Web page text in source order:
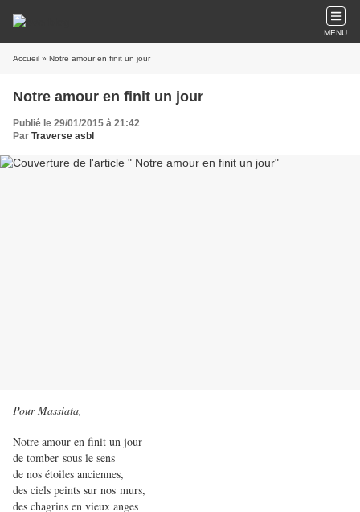
MENU
Accueil » Notre amour en finit un jour
Notre amour en finit un jour
Publié le 29/01/2015 à 21:42
Par Traverse asbl
Pour Massiata,
Notre amour en finit un jour
de tomber sous le sens
de nos étoiles anciennes,
des ciels peints sur nos murs,
des chagrins en vieux anges